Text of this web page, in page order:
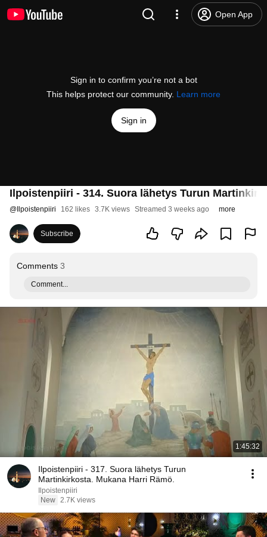
Open App
Sign in to confirm you’re not a bot
This helps protect our community. Learn more
Sign in
Ilpoistenpiiri - 314. Suora lähetys Turun
@ Ilpoistenpiiri 162 likes 3.7K views Streamed 3 weeks ago more
Subscribe
Comments 3
Comment...
1:45:32
Ilpoistenpiiri - 317. Suora lähetys Turun
Martinkirkosta. Mukana Harri Rämö.
Ilpoistenpiiri
New 2.7K views